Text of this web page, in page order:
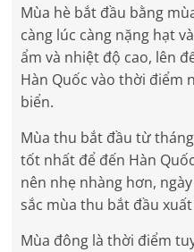
Mùa hè bắt đầu bằng
càng lúc càng nặng hạt
ẩm và nhiệt độ cao, lên
Hàn Quốc vào thời điểm
biển.
Mùa thu bắt đầu từ
tốt nhất để đến Hàn
nên nhẹ nhàng hơn,
sắc mùa thu bắt đầu
Mùa đông là thời điểm